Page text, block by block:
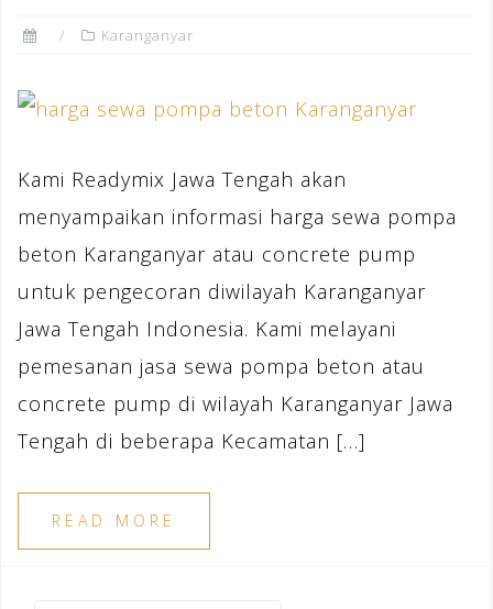
Karanganyar
Kami Readymix Jawa Tengah akan
menyampaikan informasi harga sewa pompa
beton Karanganyar atau concrete pump
untuk pengecoran diwilayah Karanganyar
Jawa Tengah Indonesia. Kami melayani
pemesanan jasa sewa pompa beton atau
concrete pump di wilayah Karanganyar Jawa
Tengah di beberapa Kecamatan […]
READ MORE